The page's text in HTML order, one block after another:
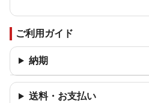
ご利用ガイド
納期
送料・お支払い